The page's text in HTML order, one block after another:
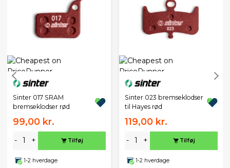
Sinter 017 SRAM
bremseklodser rød
99,00 kr.
- + Tilføj
1-2 hverdage
Sinter 023 bremseklodser
til Hayes rød
119,00 kr.
- + Tilføj
1-2 hverdage